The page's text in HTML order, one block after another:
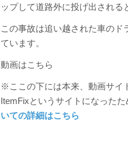
ップして道路外に投げ出される
この事故は追い越された車の
ています。
動画はこちら
※ここの下には本来、動画サイ
ItemFixというサイトになった
いての詳細はこちら